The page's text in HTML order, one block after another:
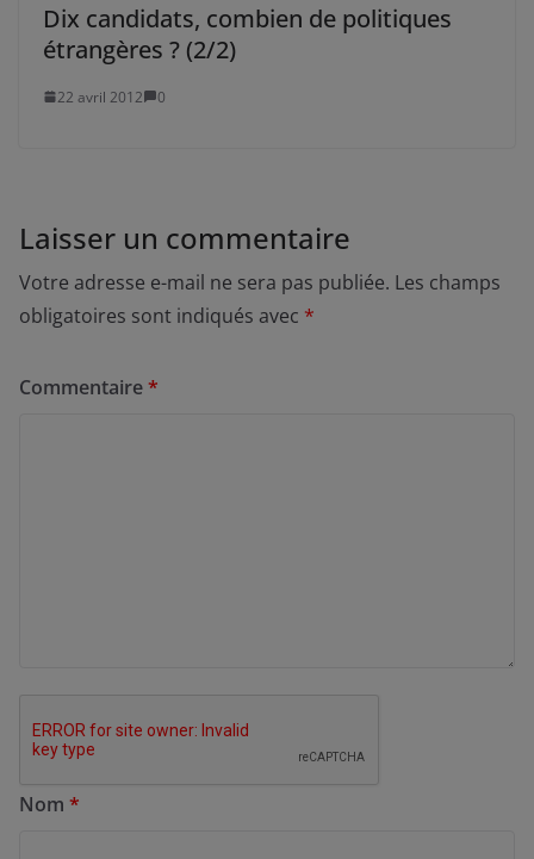
Dix candidats, combien de politiques
étrangères ? (2/2)
22 avril 2012 0
Laisser un commentaire
Votre adresse e-mail ne sera pas publiée. Les champs
obligatoires sont indiqués avec *
Commentaire*
Nom *